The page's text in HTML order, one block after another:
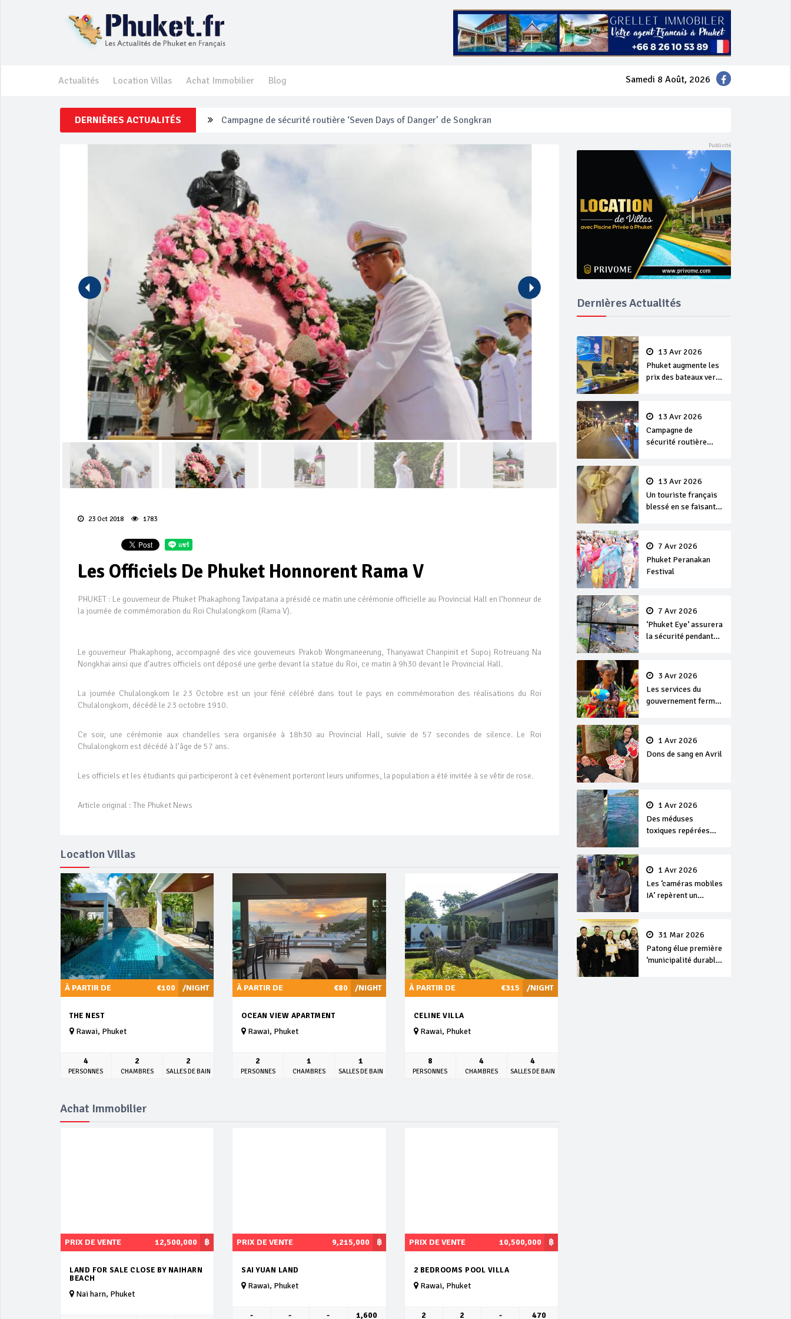
Actualités Location Villas Achat Immobilier Blog Samedi 8 Août, 2026
DERNIÈRES ACTUALITÉS Un touriste français blessé en se faisant arracher son collier en or
Phuket Peranakan Festival
‘Phuket Eye’ assurera la sécurité pendant Songkran
Phuket augmente les prix des bateaux vers Koh Phi Phi et des excursions en mer
23 Oct 2018 1783
Les Officiels De Phuket Honnorent Rama V
PHUKET : Le gouverneur de Phuket Phakaphong Tavipatana a présidé ce matin une cérémonie officielle au Provincial Hall en l’honneur de
la journée de commémoration du Roi Chulalongkorn (Rama V).
Le gouverneur Phakaphong, accompagné des vice gouverneurs Prakob Wongmaneerung, Thanyawat Chanpinit et Supoj Rotreuang Na
Nongkhai ainsi que d’autres officiels ont déposé une gerbe devant la statue du Roi, ce matin à 9h30 devant le Provincial Hall.
La journée Chulalongkorn le 23 Octobre est un jour férié célébré dans tout le pays en commémoration des réalisations du Roi
Chulalongkorn, décédé le 23 octobre 1910.
Ce soir, une cérémonie aux chandelles sera organisée à 18h30 au Provincial Hall, suivie de 57 secondes de silence. Le Roi
Chulalongkorn est décédé à l’âge de 57 ans.
Les officiels et les étudiants qui participeront à cet évènement porteront leurs uniformes, la population a été invitée à se vêtir de rose.
Article original : The Phuket News
Dernières Actualités
13 Avr 2026
Phuket augmente les
prix des bateaux vers
13 Avr 2026
Campagne de
sécurité routière
13 Avr 2026
Un touriste français
blessé en se faisant
7 Avr 2026
Phuket Peranakan
Festival
7 Avr 2026
‘Phuket Eye’ assurera
la sécurité pendant
3 Avr 2026
Les services du
gouvernement fermés
Songkran
1 Avr 2026
Dons de sang en Avril
1 Avr 2026
Des méduses
toxiques repérées
1 Avr 2026
Les ‘caméras mobiles
IA’ repèrent un
séjour31 Mar 2026
Patong élue première
‘municipalité durable’
Location Villas
/NIGHT
À PARTIR DE €100
THE NEST
Rawai, Phuket
4
PERSONNES
2
CHAMBRES
2
SALLES DE BAIN
/NIGHT
À PARTIR DE €80
OCEAN VIEW APARTMENT
Rawai, Phuket
2
PERSONNES
1
CHAMBRES
1
SALLES DE BAIN
/NIGHT
À PARTIR DE €315
CELINE VILLA
Rawai, Phuket
8
PERSONNES
4
CHAMBRES
4
SALLES DE BAIN
Achat Immobilier
฿
PRIX DE VENTE 12,500,000
LAND FOR SALE CLOSE BY NAIHARN
BEACH
Nai harn, Phuket
฿
PRIX DE VENTE 9,215,000
SAI YUAN LAND
Rawai, Phuket
- - - 1,600
฿
PRIX DE VENTE 10,500,000
2 BEDROOMS POOL VILLA
Rawai, Phuket
2 2 - 470